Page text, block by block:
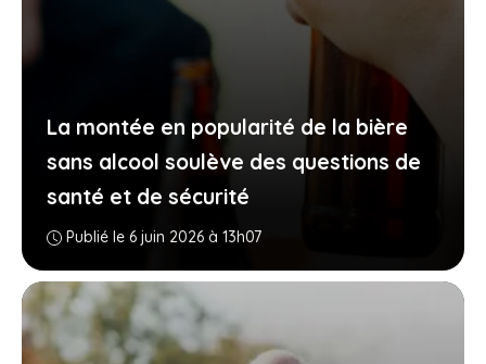
La montée en popularité de la bière
sans alcool soulève des questions de
santé et de sécurité
Publié le 6 juin 2026 à 13h07